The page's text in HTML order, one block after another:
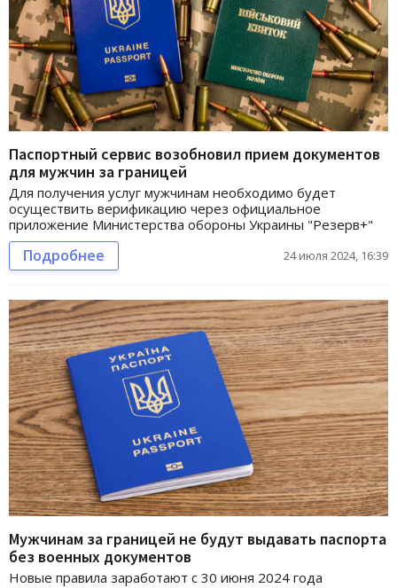
Паспортный сервис возобновил прием документов
для мужчин за границей
Для получения услуг мужчинам необходимо будет
осуществить верификацию через официальное
приложение Министерства обороны Украины "Резерв+"
Подробнее 24 июля 2024, 16:39
Мужчинам за границей не будут выдавать паспорта
без военных документов
Новые правила заработают с 30 июня 2024 года